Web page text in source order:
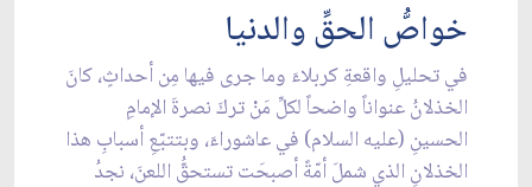
خواصُّ الحقِّ والدنيا
في تحليلِ واقعةِ كربلاءَ وما جرى فيها مِن أحداثٍ، كانَ
الخذلانُ عنواناً واضحاً لكلِّ مَنْ تركَ نصرةَ الإمامِ
الحسينِ (عليه السلام) في عاشوراءَ، وبتتبّعِ أسبابِ هذا
الخذلانِ الذي شملَ أمّةً أصبحَت تستحقُّ اللعنَ، نجدُ